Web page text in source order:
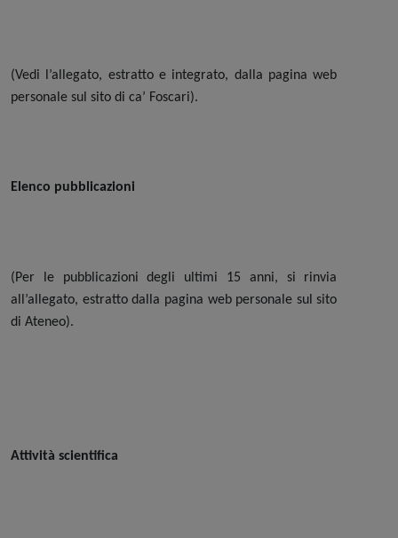
(Vedi l’allegato, estratto e integrato, dalla pagina web
personale sul sito di ca’ Foscari).
Elenco pubblicazioni
(Per le pubblicazioni degli ultimi 15 anni, si rinvia
all’allegato, estratto dalla pagina web personale sul sito
di Ateneo).
Attività scientifica